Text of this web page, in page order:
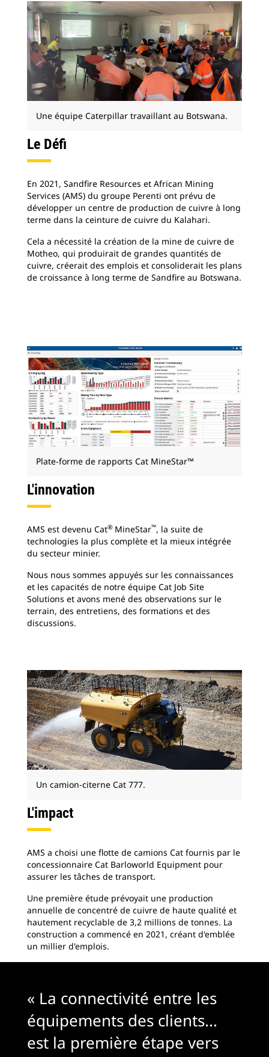
Une équipe Caterpillar travaillant au Botswana.
Le Défi
En 2021, Sandfire Resources et African Mining
Services (AMS) du groupe Perenti ont prévu de
développer un centre de production de cuivre à long
terme dans la ceinture de cuivre du Kalahari.
Cela a nécessité la création de la mine de cuivre de
Motheo, qui produirait de grandes quantités de
cuivre, créerait des emplois et consoliderait les plans
de croissance à long terme de Sandfire au Botswana.
Plate-forme de rapports Cat MineStar™
L'innovation
AMS est devenu Cat® MineStar™, la suite de
technologies la plus complète et la mieux intégrée
du secteur minier.
Nous nous sommes appuyés sur les connaissances
et les capacités de notre équipe Cat Job Site
Solutions et avons mené des observations sur le
terrain, des entretiens, des formations et des
discussions.
Un camion-citerne Cat 777.
L'impact
AMS a choisi une flotte de camions Cat fournis par le
concessionnaire Cat Barloworld Equipment pour
assurer les tâches de transport.
Une première étude prévoyait une production
annuelle de concentré de cuivre de haute qualité et
hautement recyclable de 3,2 millions de tonnes. La
construction a commencé en 2021, créant d'emblée
un millier d'emplois.
« La connectivité entre les
équipements des clients...
est la première étape vers